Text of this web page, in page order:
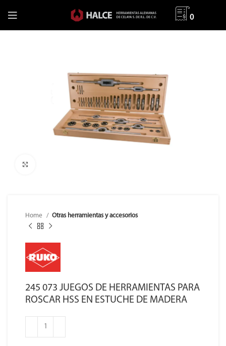
0
Home Otras herramientas y accesorios
245 073 JUEGOS DE HERRAMIENTAS PARA
ROSCAR HSS EN ESTUCHE DE MADERA